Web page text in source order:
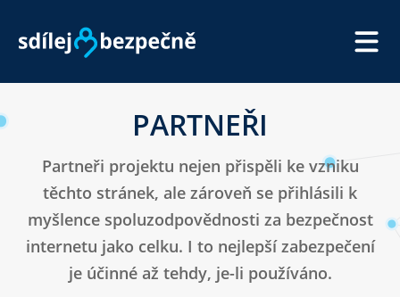
PARTNEŘI
PRO NOVINÁŘE
PARTNEŘI
Partneři projektu nejen přispěli ke vzniku
těchto stránek, ale zároveň se přihlásili k
myšlence spoluzodpovědnosti za bezpečnost
internetu jako celku. I to nejlepší zabezpečení
je účinné až tehdy, je-li používáno.